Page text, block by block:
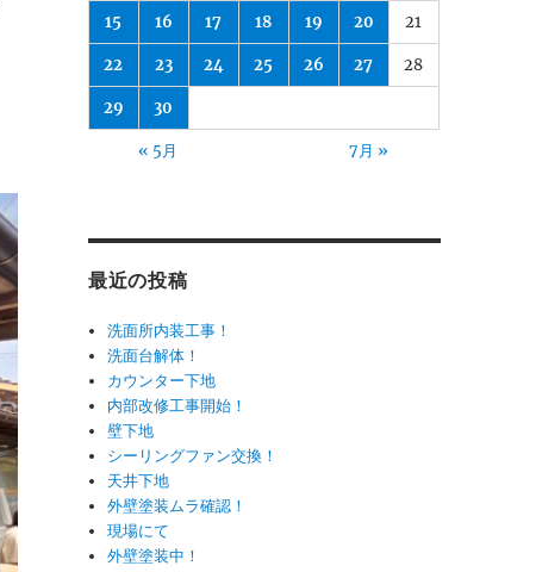
15 16 17 18 19 20 21
22 23 24 25 26 27 28
29 30
« 5月 7月 »
最近の投稿
洗面所内装工事！
洗面台解体！
カウンター下地
内部改修工事開始！
壁下地
シーリングファン交換！
天井下地
外壁塗装ムラ確認！
現場にて
外壁塗装中！